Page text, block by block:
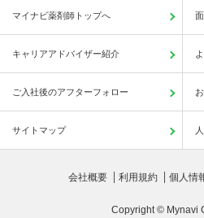
マイナビ薬剤師トップへ
キャリアアドバイザー紹介
ご入社後のアフターフォロー
サイトマップ
会社概要 利用規約 個人情
Copyright © Mynavi